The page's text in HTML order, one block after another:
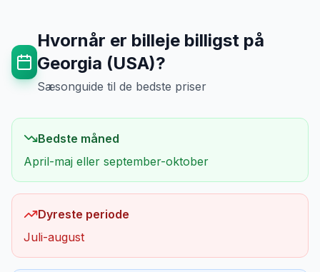
Hvornår er billeje billigst på
Georgia (USA)?
Sæsonguide til de bedste priser
Bedste måned
April-maj eller september-oktober
Dyreste periode
Juli-august